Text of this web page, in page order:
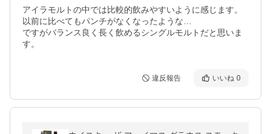
アイラモルトの中では比較的飲みやすいように感じます。
以前に比べてもパンチがなくなったような…
ですがバランス良く長く飲めるシングルモルトだと思いま
す。
違反報告 いいね 0